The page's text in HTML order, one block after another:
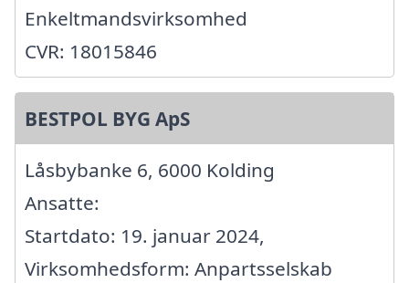
Enkeltmandsvirksomhed
CVR: 18015846
BESTPOL BYG ApS
Låsbybanke 6, 6000 Kolding
Ansatte:
Startdato: 19. januar 2024,
Virksomhedsform: Anpartsselskab